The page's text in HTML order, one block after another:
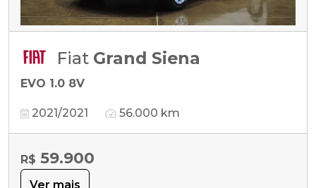
Fiat Grand Siena
EVO 1.0 8V
2021/2021 56.000 km
R$ 59.900
Ver mais